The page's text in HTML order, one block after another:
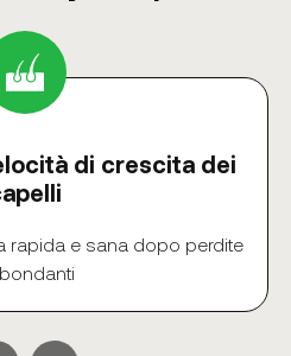
di crescita dei
rapida e sana dopo perdite